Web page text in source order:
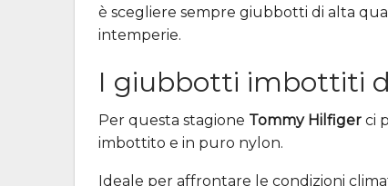
è scegliere sempre giubbotti di alta
intemperie.
I giubbotti imbottiti
Per questa stagione Tommy Hilfiger ci
imbottito e in puro nylon.
Ideale per affrontare le condizioni